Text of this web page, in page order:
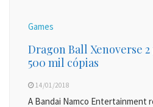
Games
Dragon Ball Xenoverse
500 mil cópias
14/01/2018
A Bandai Namco Entertainment